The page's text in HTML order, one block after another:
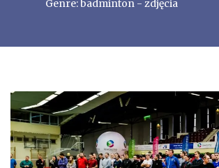
Genre:badminton - zdjęcia